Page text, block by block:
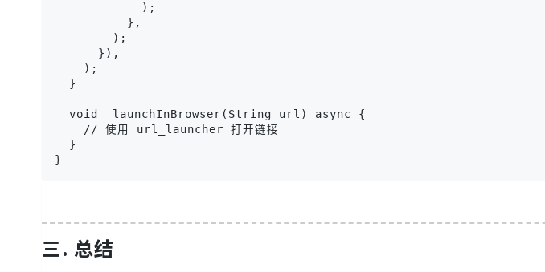
            );
          },
        );
      }),
    );
  }
  void _launchInBrowser(String url) async {
    // 使用 url_launcher 打开链接
  }
}
三. 总结